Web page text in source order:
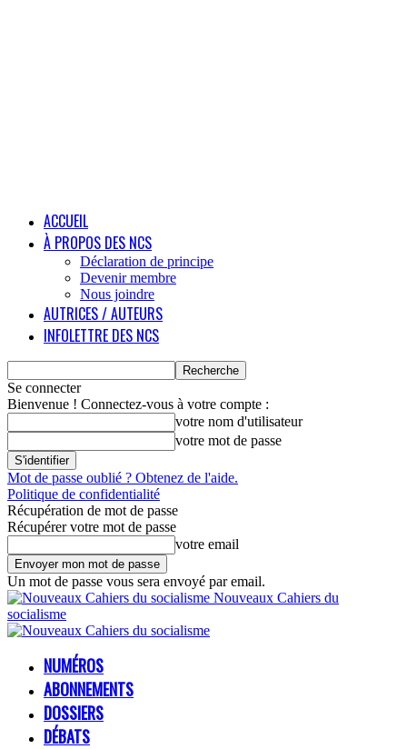
ACCUEIL
À PROPOS DES NCS
Déclaration de principe
Devenir membre
Nous joindre
AUTRICES / AUTEURS
INFOLETTRE DES NCS
Se connecter
Bienvenue ! Connectez-vous à votre compte :
votre nom d'utilisateur
votre mot de passe
Mot de passe oublié ? Obtenez de l'aide.
Politique de confidentialité
Récupération de mot de passe
Récupérer votre mot de passe
votre email
Un mot de passe vous sera envoyé par email.
Nouveaux Cahiers du
socialisme
NUMÉROS
ABONNEMENTS
DOSSIERS
DÉBATS